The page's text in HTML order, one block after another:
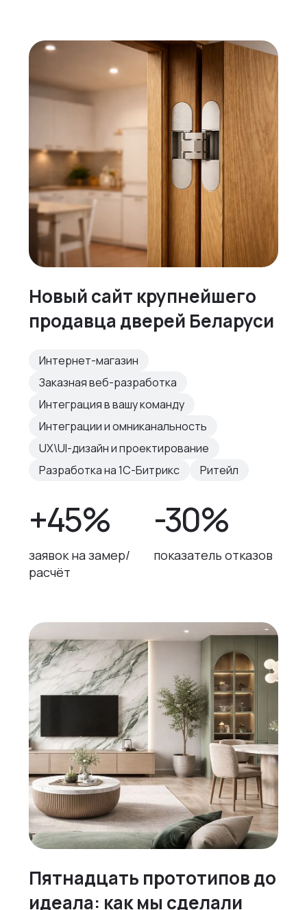
Новый сайт крупнейшего
продавца дверей Беларуси
Интернет-магазин
Заказная веб-разработка
Интеграция в вашу команду
Интеграции и омниканальность
UX\UI-дизайн и проектирование
Разработка на 1С-Битрикс
Ритейл
+45%
заявок на замер/
расчёт
-30%
показатель отказов
Пятнадцать прототипов до
идеала: как мы сделали